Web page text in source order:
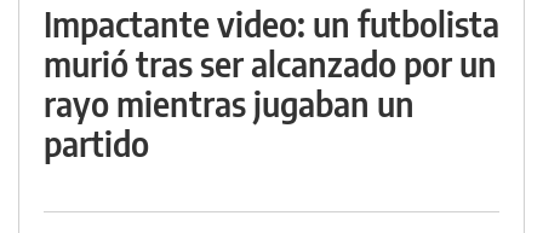
Impactante video: un futbolista
murió tras ser alcanzado por un
rayo mientras jugaban un
partido